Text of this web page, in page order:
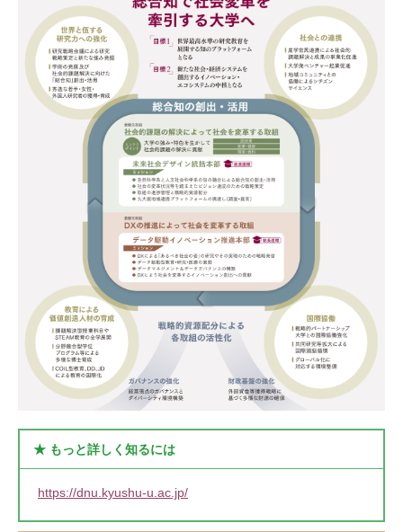
★ もっと詳しく知るには
https://dnu.kyushu-u.ac.jp/